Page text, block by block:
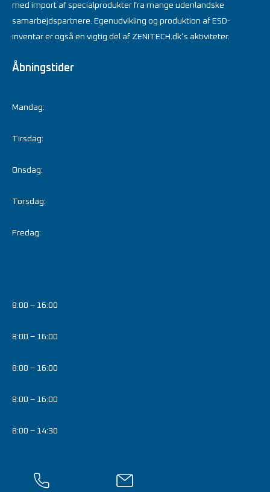
med import af specialprodukter fra mange udenlandske
samarbejdspartnere. Egenudvikling og produktion af ESD-
inventar er også en vigtig del af ZENITECH.dk’s aktiviteter.
Åbningstider
Mandag:
Tirsdag:
Onsdag:
Torsdag:
Fredag:
8:00 – 16:00
8:00 – 16:00
8:00 – 16:00
8:00 – 16:00
8:00 – 14:30